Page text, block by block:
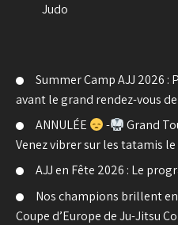
Judo
Summer Camp AJJ 2026 :
avant le grand rendez-vous de
ANNULÉE
-
Grand
Venez vibrer sur les tatamis le
AJJ en Fête 2026 : Le
Nos champions brillent
Coupe d’Europe de Ju-Jitsu